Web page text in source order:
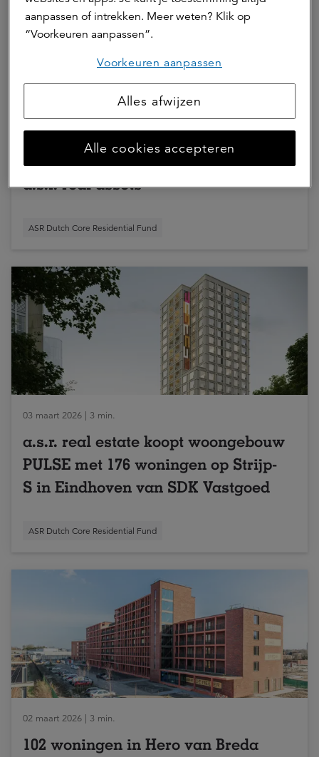
HBB Groep en Maarsen Groep
zetten STELT in Amsterdam op
groen dankzij overeenkomst met
a.s.r. real assets
ASR Dutch Core Residential Fund
03 maart 2026 | 3 min.
a.s.r. real estate koopt woongebouw
PULSE met 176 woningen op Strijp-
S in Eindhoven van SDK Vastgoed
ASR Dutch Core Residential Fund
02 maart 2026 | 3 min.
102 woningen in Hero van Breda
aanpassen of intrekken. Meer weten? Klik op
“Voorkeuren aanpassen”.
Voorkeuren aanpassen
Alles afwijzen
Alle cookies accepteren